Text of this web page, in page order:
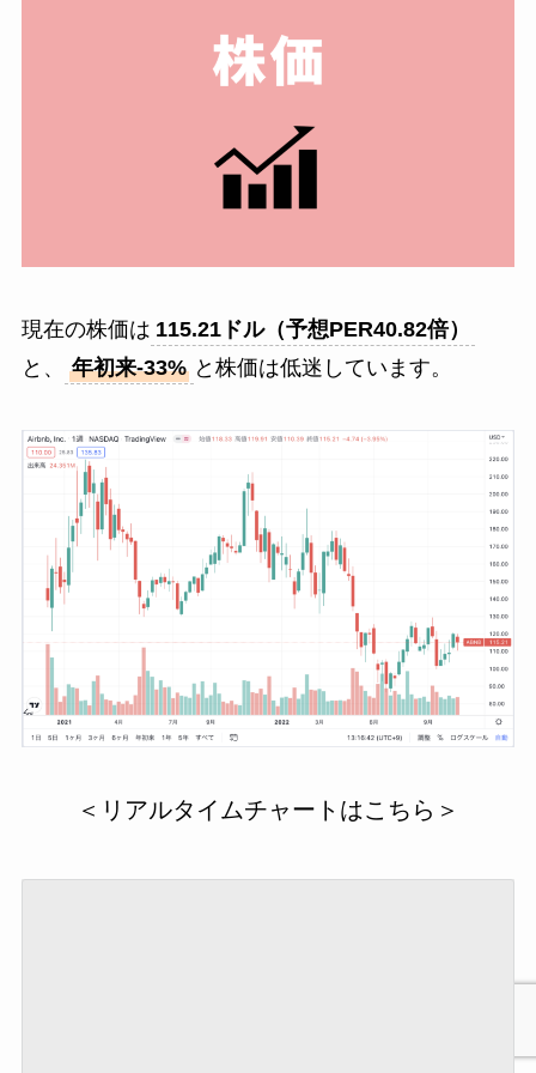
現在の株価は 115.21ドル（予想PER40.82倍）
と、
年初来-33% と株価は低迷しています。
＜リアルタイムチャートはこちら＞